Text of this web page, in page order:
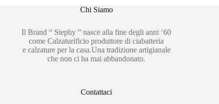
Chi Siamo
Il Brand “ Stephy ” nasce alla fine degli anni ‘60
come Calzaturificio produttore di ciabatteria
e calzature per la casa.Una tradizione artigianale
che non ci ha mai abbandonato.
Contattaci